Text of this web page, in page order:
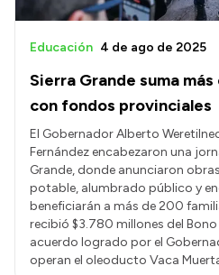
Inversión en Salud
Licitaciones
Sierra Grande suma
con fondos provinciales
Educación 4 de ago de 2025
El Gobernador Alberto
Fernández encabezaron una
Grande, donde anunciaron
potable, alumbrado público y
beneficiarán a más de 200
recibió $3.780 millones del
acuerdo logrado por el
operan el oleoducto Vaca